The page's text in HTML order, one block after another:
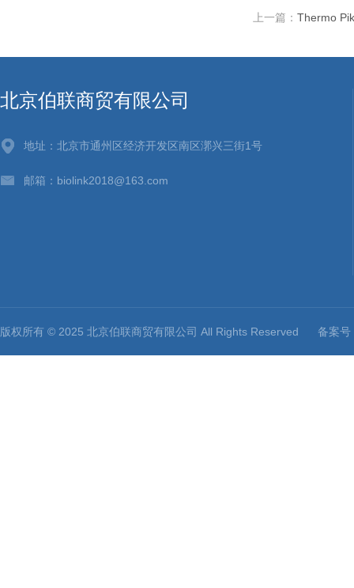
上一篇： Thermo
北京伯联商贸有限公司
地址：北京市通州区经济开发区南区漷兴三街1号
邮箱：biolink2018@163.com
版权所有 © 2025 北京伯联商贸有限公司 All Rights Reserved 备案号